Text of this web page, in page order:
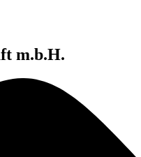
m.b.H.